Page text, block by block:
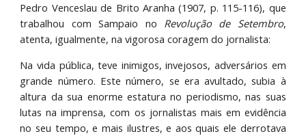
Pedro Venceslau de Brito Aranha (1907, p. 115-116), que
trabalhou com Sampaio no Revolução de Setembro,
atenta, igualmente, na vigorosa coragem do jornalista:
Na vida pública, teve inimigos, invejosos, adversários em
grande número. Este número, se era avultado, subia à
altura da sua enorme estatura no periodismo, nas suas
lutas na imprensa, com os jornalistas mais em evidência
no seu tempo, e mais ilustres, e aos quais ele derrotava